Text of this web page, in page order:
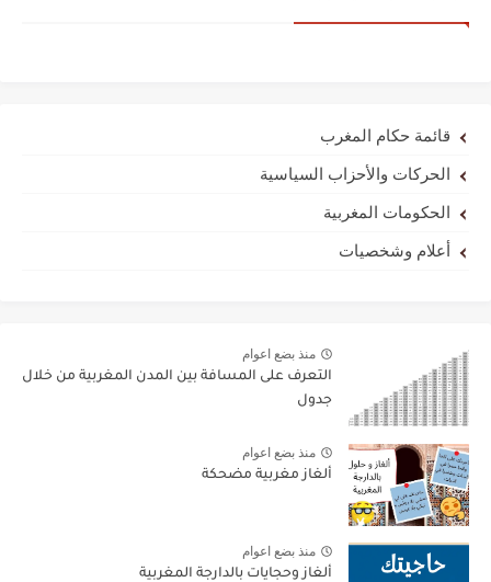
قائمة حكام المغرب
الحركات والأحزاب السياسية
الحكومات المغربية
أعلام وشخصيات
منذ بضع اعوام
التعرف على المسافة بين المدن المغربية من خلال
جدول
منذ بضع اعوام
ألغاز مغربية مضحكة
منذ بضع اعوام
ألغاز وحجايات بالدارجة المغربية